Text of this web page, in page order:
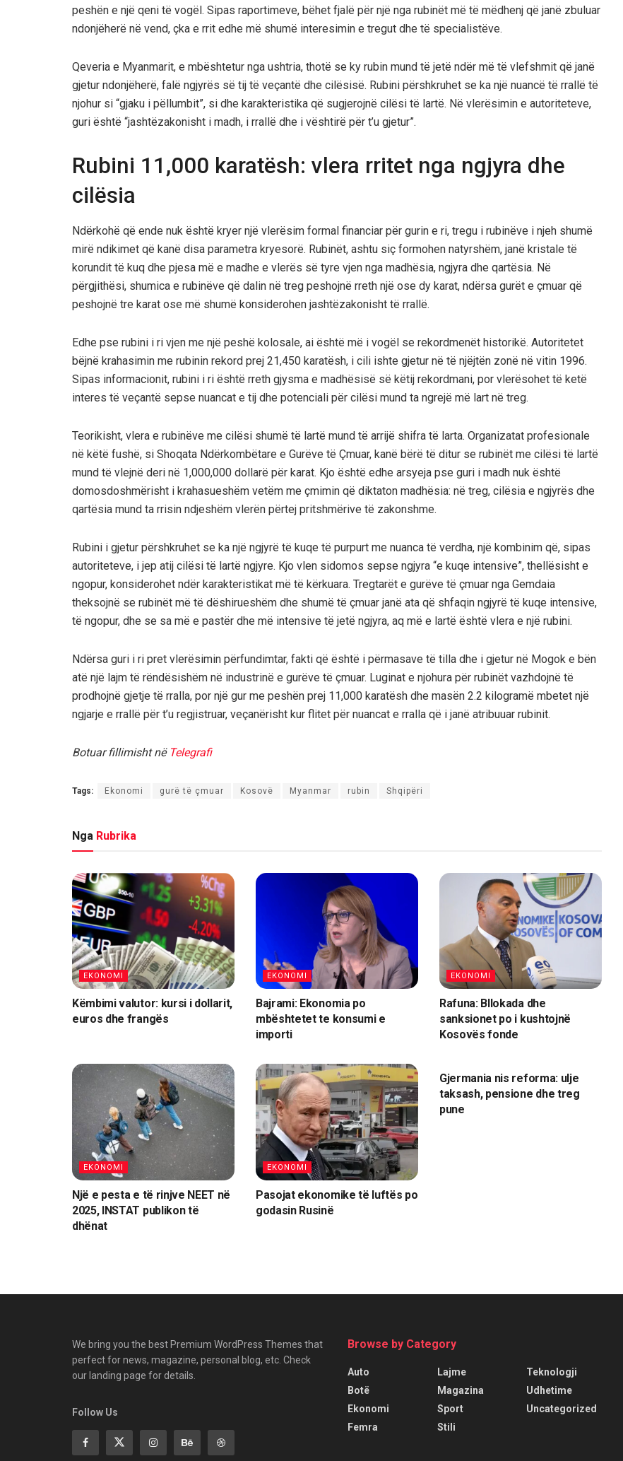
peshën e një qeni të vogël. Sipas raportimeve, bëhet fjalë për një nga rubinët më të mëdhenj që janë zbuluar
ndonjëherë në vend, çka e rrit edhe më shumë interesimin e tregut dhe të specialistëve.
Qeveria e Myanmarit, e mbështetur nga ushtria, thotë se ky rubin mund të jetë ndër më të vlefshmit që janë
gjetur ndonjëherë, falë ngjyrës së tij të veçantë dhe cilësisë. Rubini përshkruhet se ka një nuancë të rrallë të
njohur si “gjaku i pëllumbit”, si dhe karakteristika që sugjerojnë cilësi të lartë. Në vlerësimin e autoriteteve,
guri është “jashtëzakonisht i madh, i rrallë dhe i vështirë për t’u gjetur”.
Rubini 11,000 karatësh: vlera rritet nga ngjyra dhe
cilësia
Ndërkohë që ende nuk është kryer një vlerësim formal financiar për gurin e ri, tregu i rubinëve i njeh shumë
mirë ndikimet që kanë disa parametra kryesorë. Rubinët, ashtu siç formohen natyrshëm, janë kristale të
korundit të kuq dhe pjesa më e madhe e vlerës së tyre vjen nga madhësia, ngjyra dhe qartësia. Në
përgjithësi, shumica e rubinëve që dalin në treg peshojnë rreth një ose dy karat, ndërsa gurët e çmuar që
peshojnë tre karat ose më shumë konsiderohen jashtëzakonisht të rrallë.
Edhe pse rubini i ri vjen me një peshë kolosale, ai është më i vogël se rekordmenët historikë. Autoritetet
bëjnë krahasimin me rubinin rekord prej 21,450 karatësh, i cili ishte gjetur në të njëjtën zonë në vitin 1996.
Sipas informacionit, rubini i ri është rreth gjysma e madhësisë së këtij rekordmani, por vlerësohet të ketë
interes të veçantë sepse nuancat e tij dhe potenciali për cilësi mund ta ngrejë më lart në treg.
Teorikisht, vlera e rubinëve me cilësi shumë të lartë mund të arrijë shifra të larta. Organizatat profesionale
në këtë fushë, si Shoqata Ndërkombëtare e Gurëve të Çmuar, kanë bërë të ditur se rubinët me cilësi të lartë
mund të vlejnë deri në 1,000,000 dollarë për karat. Kjo është edhe arsyeja pse guri i madh nuk është
domosdoshmërisht i krahasueshëm vetëm me çmimin që diktaton madhësia: në treg, cilësia e ngjyrës dhe
qartësia mund ta rrisin ndjeshëm vlerën përtej pritshmërive të zakonshme.
Rubini i gjetur përshkruhet se ka një ngjyrë të kuqe të purpurt me nuanca të verdha, një kombinim që, sipas
autoriteteve, i jep atij cilësi të lartë ngjyre. Kjo vlen sidomos sepse ngjyra “e kuqe intensive”, thellësisht e
ngopur, konsiderohet ndër karakteristikat më të kërkuara. Tregtarët e gurëve të çmuar nga Gemdaia
theksojnë se rubinët më të dëshirueshëm dhe shumë të çmuar janë ata që shfaqin ngjyrë të kuqe intensive,
të ngopur, dhe se sa më e pastër dhe më intensive të jetë ngjyra, aq më e lartë është vlera e një rubini.
Ndërsa guri i ri pret vlerësimin përfundimtar, fakti që është i përmasave të tilla dhe i gjetur në Mogok e bën
atë një lajm të rëndësishëm në industrinë e gurëve të çmuar. Luginat e njohura për rubinët vazhdojnë të
prodhojnë gjetje të rralla, por një gur me peshën prej 11,000 karatësh dhe masën 2.2 kilogramë mbetet një
ngjarje e rrallë për t’u regjistruar, veçanërisht kur flitet për nuancat e rralla që i janë atribuuar rubinit.
Botuar fillimisht në Telegrafi
Tags: Ekonomi gurë të çmuar Kosovë Myanmar rubin Shqipëri
Nga Rubrika
EKONOMI
Këmbimi valutor: kursi i dollarit,
euros dhe frangës
EKONOMI
Bajrami: Ekonomia po
mbështetet te konsumi e
importi
EKONOMI
Rafuna: Bllokada dhe
sanksionet po i kushtojnë
Kosovës fonde
EKONOMI
Një e pesta e të rinjve NEET në
2025, INSTAT publikon të
dhënat
EKONOMI
Pasojat ekonomike të luftës po
godasin Rusinë
Gjermania nis reforma: ulje
taksash, pensione dhe treg
pune
We bring you the best Premium WordPress Themes that
perfect for news, magazine, personal blog, etc. Check
our landing page for details.
Follow Us
Browse by Category
Auto
Botë
Ekonomi
Femra
Lajme
Magazina
Sport
Stili
Teknologji
Udhetime
Uncategorized